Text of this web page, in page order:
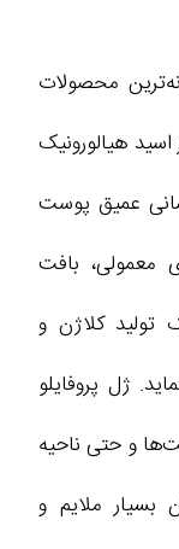
محصولات
هیالورونیک
عمیق پوست
معمولی، بافت
تولید کلاژن و
ژل پروفایلو
و حتی ناحیه
بسیار ملایم و